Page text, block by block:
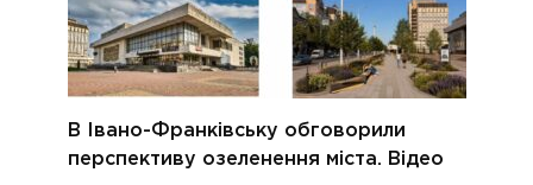
В Івано-Франківську обговорили
перспективу озеленення міста. Відео